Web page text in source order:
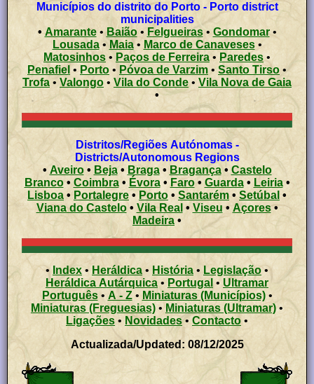
Municípios do distrito do Porto - Porto district
municipalities
• Amarante• Baião• Felgueiras• Gondomar•
Lousada• Maia• Marco de Canaveses•
Matosinhos • Paços de Ferreira• Paredes •
Penafiel• Porto • Póvoa de Varzim • Santo Tirso •
Trofa • Valongo • Vila do Conde• Vila Nova de Gaia
•
Distritos/Regiões Autónomas -
Districts/Autonomous Regions
• Aveiro• Beja• Braga• Bragança• Castelo
Branco• Coimbra• Évora• Faro• Guarda• Leiria•
Lisboa • Portalegre•Porto • Santarém • Setúbal •
Viana do Castelo• Vila Real • Viseu• Açores •
Madeira •
• Index• Heráldica • História • Legislação •
Heráldica Autárquica • Portugal • Ultramar
Português• A - Z• Miniaturas (Municípios)•
Miniaturas (Freguesias) • Miniaturas (Ultramar)•
Ligações • Novidades • Contacto •
Actualizada/Updated: 08/12/2025